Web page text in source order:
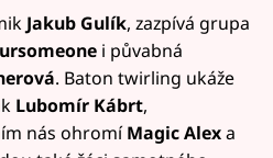
Jakub Gulík, zazpívá grupa
i půvabná
. Baton twirling ukáže
Lubomír Kábrt,
nás ohromíMagic Alexa